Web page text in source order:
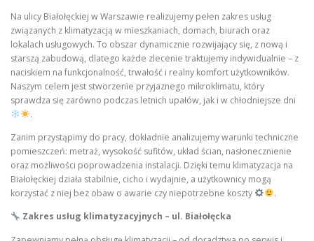
Na ulicy Białołęckiej w Warszawie realizujemy pełen zakres usług
związanych z klimatyzacją w mieszkaniach, domach, biurach oraz
lokalach usługowych. To obszar dynamicznie rozwijający się, z nową i
starszą zabudową, dlatego każde zlecenie traktujemy indywidualnie – z
naciskiem na funkcjonalność, trwałość i realny komfort użytkowników.
Naszym celem jest stworzenie przyjaznego mikroklimatu, który
sprawdza się zarówno podczas letnich upałów, jak i w chłodniejsze dni
.
Zanim przystąpimy do pracy, dokładnie analizujemy warunki techniczne
pomieszczeń: metraż, wysokość sufitów, układ ścian, nasłonecznienie
oraz możliwości poprowadzenia instalacji. Dzięki temu klimatyzacja na
Białołęckiej działa stabilnie, cicho i wydajnie, a użytkownicy mogą
korzystać z niej bez obaw o awarie czy niepotrzebne koszty
.
Zakres usług klimatyzacyjnych – ul. Białołęcka